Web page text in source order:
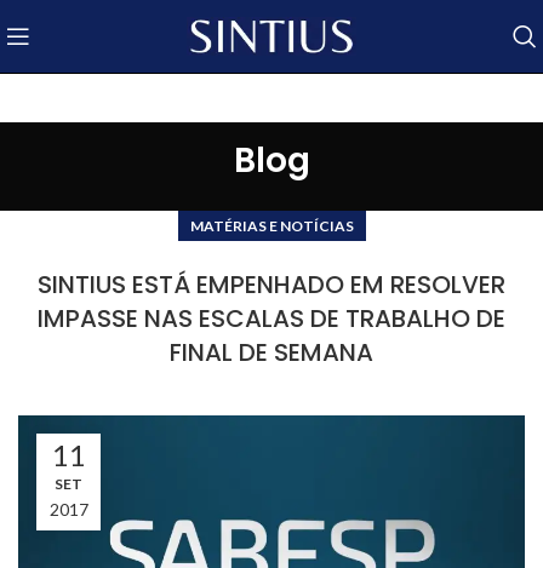
Blog
MATÉRIAS E NOTÍCIAS
SINTIUS ESTÁ EMPENHADO EM RESOLVER
IMPASSE NAS ESCALAS DE TRABALHO DE
FINAL DE SEMANA
11
SET
2017